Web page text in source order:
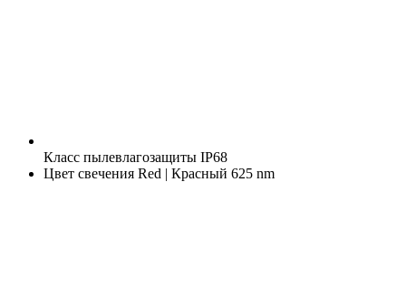
Класс пылевлагозащиты IP68
Цвет свечения Red | Красный 625 nm